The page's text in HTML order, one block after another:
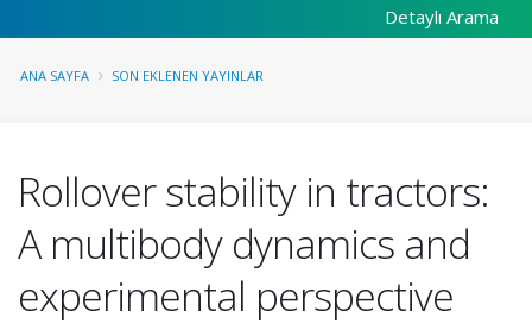
Detaylı Arama
ANA SAYFA SON EKLENEN YAYINLAR
Rollover stability in tractors:
A multibody dynamics and
experimental perspective